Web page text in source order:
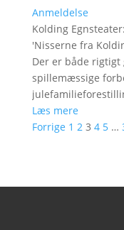
Anmeldelse
Kolding Egnsteater:
'Nisserne fra
Der er både rigtigt
spillemæssige
Læs mere
Forrige 1 2 3 4 5 …